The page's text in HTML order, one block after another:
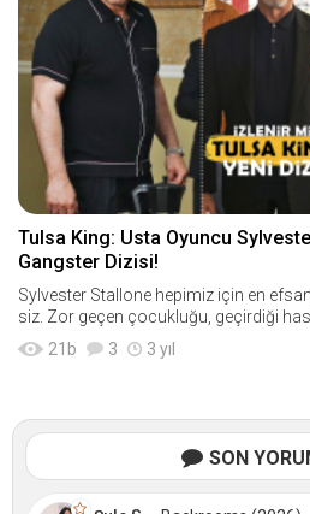
Tulsa King: Usta Oyuncu
Gangster Dizisi!
Sylvester Stallone hepimiz için en
siz. Zor geçen çocukluğu, geçirdiği
masına ra
21 b 3 3 yıl
SON